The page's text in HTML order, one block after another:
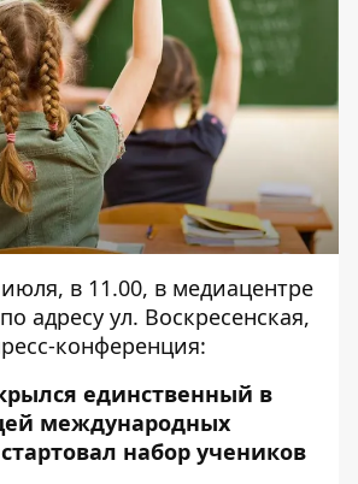
в 11.00, в медиацентре
адресу ул. Воскресенская,
конференция:
единственный в
международных
набор учеников